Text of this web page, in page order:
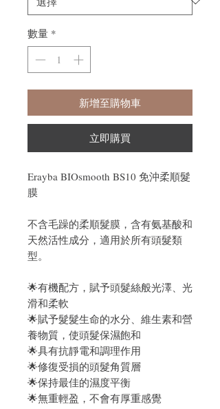
數量 *
新增至購物車
立即購買
Erayba BIOsmooth BS10 免沖柔順髮
膜
不含毛躁的柔順髮膜，含有氨基酸和
天然活性成分，適用於所有頭髮類
型。
🌟有機配方，賦予頭髮絲般光澤、光
滑和柔軟
🌟賦予髮髮生命的水分、維生素和營
養物質，使頭髮保濕飽和
🌟具有抗靜電和調理作用
🌟修復受損的頭髮角質層
🌟保持最佳的濕度平衡
🌟無重輕盈，不會有厚重感覺